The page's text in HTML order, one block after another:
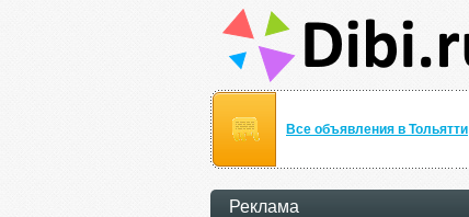
Все объявления в Тольятти
Реклама